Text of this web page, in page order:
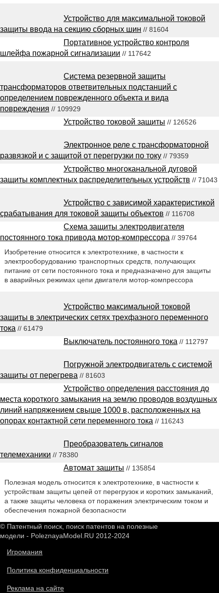
Устройство для максимальной токовой
защиты ввода на секцию сборных шин // 81604
Портативное устройство контроля
шлейфа пожарной сигнализации // 117642
Система резервной защиты
трансформаторов ответвительных подстанций с
определением поврежденного объекта и вида
повреждения // 109929
Устройство токовой защиты // 126526
Электронное реле с трансформаторной
развязкой и с защитой от перегрузки по току // 79359
Устройство многоканальной дуговой
защиты комплектных распределительных устройств // 71043
Устройство с зависимой характеристикой
срабатывания для токовой защиты объектов // 116708
Схема защиты электродвигателя
постоянного тока привода мотор-компрессора // 39764
Изобретение относится к электротехнике, в частности к
электрооборудованию транспортных средств, получающих
питание от сети постоянного тока и предназначено для защиты
в аварийных режимах цепи двигателя мотор-компрессора
Устройство максимальной токовой
защиты в электрических сетях трехфазного переменного
тока // 61479
Выключатель постоянного тока // 112797
Погружной электродвигатель с системой
защиты от перегрева // 81603
Устройство определения расстояния до
места короткого замыкания на землю проводов воздушных
линий напряжением свыше 1000 в, расположенных на
опорах контактной сети переменного тока // 116243
Преобразователь сигналов
телемеханики // 78380
Автомат защиты // 135854
Полезная модель относится к электротехнике, в частности к
устройствам защиты цепей от перегрузок и коротких замыканий,
а также защиты человека от поражения электрическим током и
обеспечения пожарной безопасности
© Патентный поиск, поиск патентов на полезные
модели - PoleznayaModel.RU 2012-2024
Игромания
Политика конфиденциальности
Реклама на сайте